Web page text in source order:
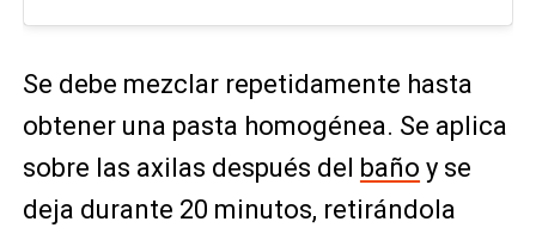
Se debe mezclar repetidamente hasta
obtener una pasta homogénea. Se aplica
sobre las axilas después del baño y se
deja durante 20 minutos, retirándola